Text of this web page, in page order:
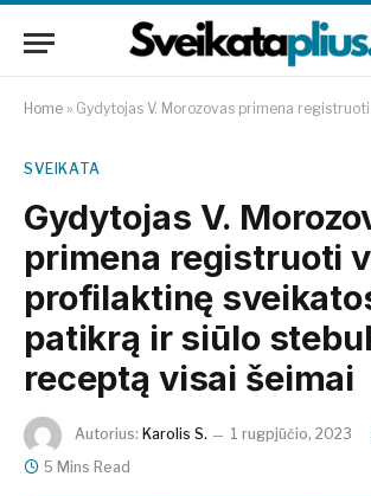
Home » Gydytojas V. Morozovas primena registruoti vaikus į profilaktinę sveikatos patikrą ir
SVEIKATA
Gydytojas V.
primena registruoti
profilaktinę
patikrą ir siūlo
receptą visai šeimai
Autorius: Karolis S. 1 rugpjūčio, 2023
5 Mins Read